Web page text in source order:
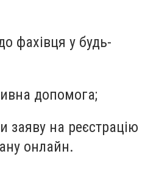
фахівця у будь-
допомога;
заяву на реєстрацію
онлайн.